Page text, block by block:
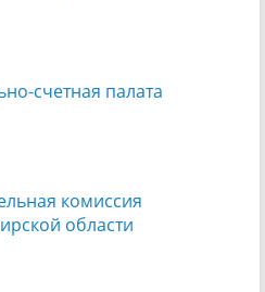
счетная палата
комиссия
области